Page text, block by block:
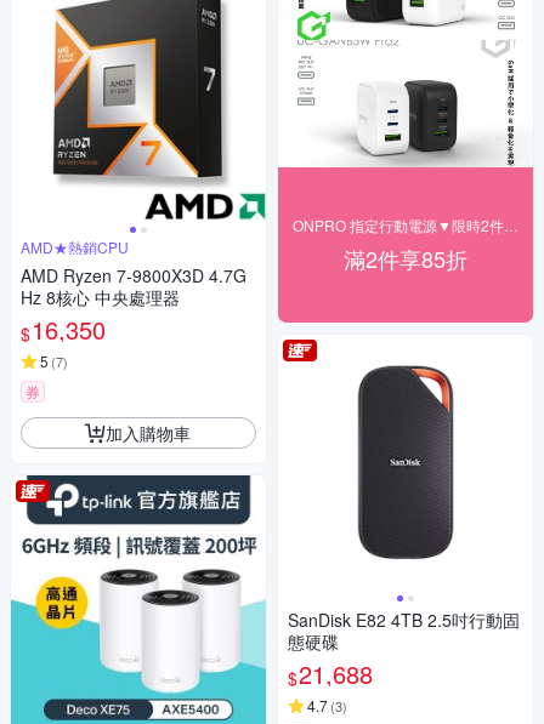
AMD★熱銷CPU
AMD Ryzen 7-9800X3D 4.7G
Hz 8核心 中央處理器
$16,350
5 (7)
券
加入購物車
滿2件享85折
SanDisk E82 4TB 2.5吋行動固
態硬碟
$21,688
4.7(3)